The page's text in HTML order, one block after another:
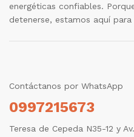
energéticas confiables.
detenerse, estamos aquí
Contáctanos por WhatsApp
0997215673
Teresa de Cepeda N35-12 y